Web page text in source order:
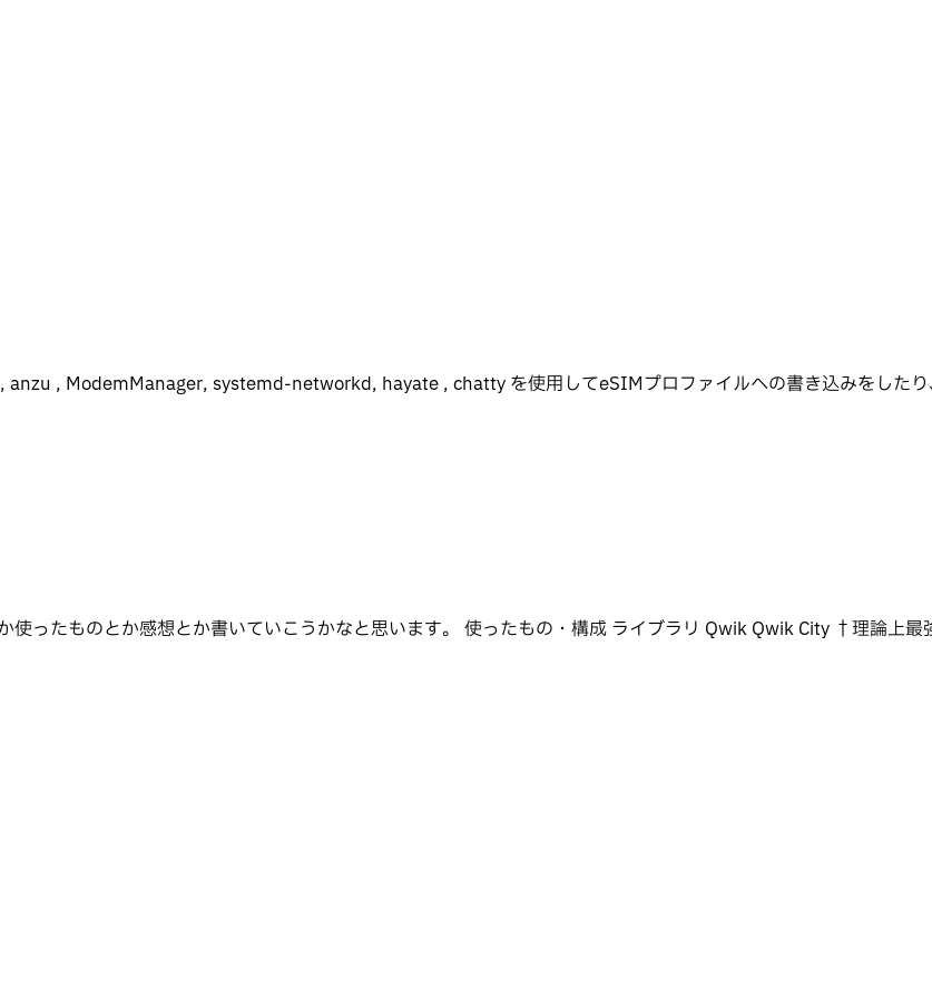
, ModemManager, systemd-networkd, hayate , chatty を使用してeSIMプロファイルへの書き込みをした
ったものとか感想とか書いていこうかなと思います。 使ったもの・構成 ライブラリ Qwik Qwik City †理論